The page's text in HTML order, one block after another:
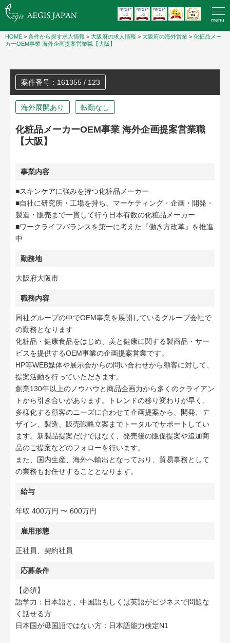
menu
HOME > 条件から探す求人情報 > 大阪府の求人情報 > 大阪府の海外営業 > 化粧品メー
カーOEM事業 海外企画提案営業職【大阪】
案件番号：161355 / 123
海外展開あり 転勤なし
化粧品メーカーOEM事業 海外企画提案営業職
【大阪】
事業内容
■スキンケアに強みを持つ化粧品メーカー
■自社に研究所・工場を持ち、マーケティング・企画・開発・
製造・販売まで一貫して行う日本有数の化粧品メーカー
■ワークライフバランスを第一に考えた『働き方改革』を推進
中
勤務地
大阪府大阪市
職務内容
同社グループの中でOEM事業を展開しているグループ会社で
の勤務となります
化粧品・健康食品をはじめ、美と健康に関する製商品・サー
ビスを提供するOEM事業の企画提案営業です。
HP等WEB媒体や展示会からの問い合わせから顧客に対して、
提案活動を行っていただきます。
創業130年以上のノウハウと商品企画力から多くのクライアン
トから引き合いがあります。トレンドの移り変わりが早く、
多様化する顧客のニーズに合わせて企画提案から、開発、デ
ザイン、製造、販売戦略立案までトータルでサポートしてい
ます。新製品提案だけではなく、発売後の販促提案や追加商
品のご提案などのフォローを行います。
また、国内生産、海外へ輸出となっており、貿易事務として
の業務もお任せすることとなります。
給与
年収 400万円 〜 600万円
雇用形態
正社員、契約社員
応募条件
【必須】
語学力：日本語と、中国語もしくは英語がビジネスで問題な
く話せる方
日本国が母国語ではない方：日本語能力検定N1